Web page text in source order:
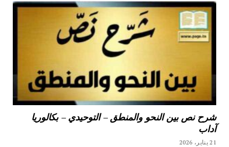
شرح نص بين النحو والمنطق – التوحيدي – بكالوريا
آداب
21 يناير، 2026